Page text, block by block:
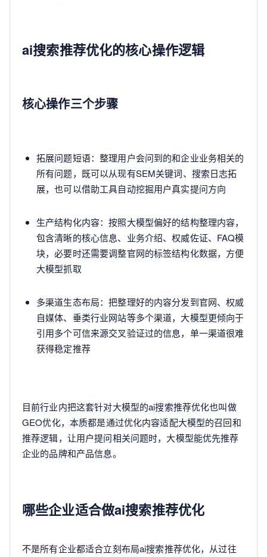
ai搜索推荐优化的核心操作逻辑
核心操作三个步骤
拓展问题短语：整理用户会问到的和企业业务相关的
所有问题，既可以从现有SEM关键词、搜索日志拓
展，也可以借助工具自动挖掘用户真实提问方向
生产结构化内容：按照大模型偏好的结构整理内容，
包含清晰的核心信息、业务介绍、权威佐证、FAQ模
块，必要时还需要调整官网的标签结构化数据，方便
大模型抓取
多渠道生态布局：把整理好的内容分发到官网、权威
自媒体、垂类行业网站等多个渠道，大模型更倾向于
引用多个可信来源交叉验证过的信息，单一渠道很难
获得稳定推荐
目前行业内把这套针对大模型的ai搜索推荐优化也叫做
GEO优化，本质都是通过优化内容适配大模型的召回和
推荐逻辑，让用户提问相关问题时，大模型能优先推荐
企业的品牌和产品信息。
哪些企业适合做ai搜索推荐优化
不是所有企业都适合立刻布局ai搜索推荐优化，从过往